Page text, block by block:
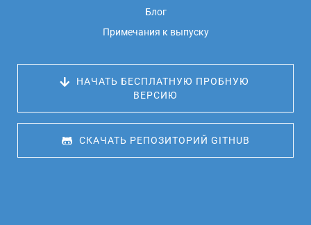
Блог
Примечания к выпуску
НАЧАТЬ БЕСПЛАТНУЮ ПРОБНУЮ
ВЕРСИЮ
СКАЧАТЬ РЕПОЗИТОРИЙ GITHUB